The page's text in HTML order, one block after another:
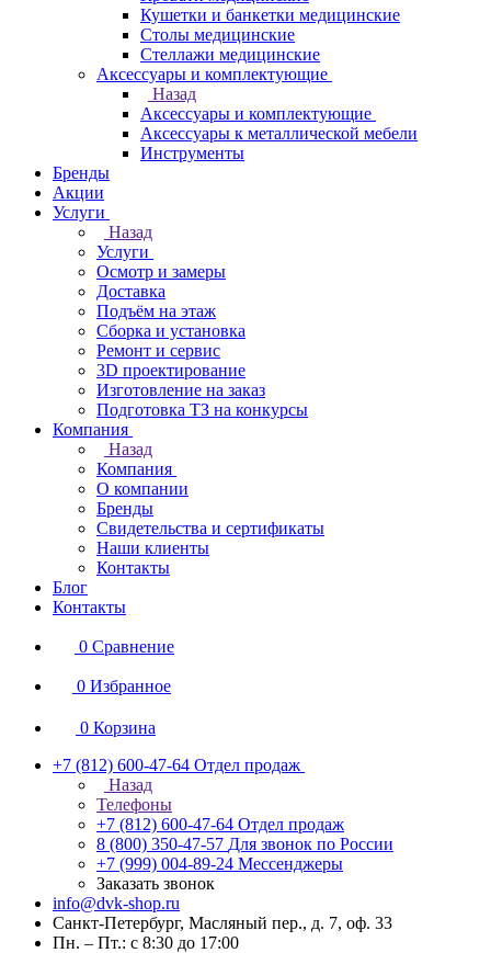
Кушетки и банкетки медицинские
Столы медицинские
Стеллажи медицинские
Аксессуары и комплектующие
Назад
Аксессуары и комплектующие
Аксессуары к металлической мебели
Инструменты
Бренды
Акции
Услуги
Назад
Услуги
Осмотр и замеры
Доставка
Подъём на этаж
Сборка и установка
Ремонт и сервис
3D проектирование
Изготовление на заказ
Подготовка ТЗ на конкурсы
Компания
Назад
Компания
О компании
Бренды
Свидетельства и сертификаты
Наши клиенты
Контакты
Блог
Контакты
0 Сравнение
0 Избранное
0 Корзина
+7 (812) 600-47-64 Отдел продаж
Назад
Телефоны
+7 (812) 600-47-64 Отдел продаж
8 (800) 350-47-57 Для звонок по России
+7 (999) 004-89-24 Мессенджеры
Заказать звонок
info@dvk-shop.ru
Санкт-Петербург, Масляный пер., д. 7, оф. 33
Пн. – Пт.: с 8:30 до 17:00